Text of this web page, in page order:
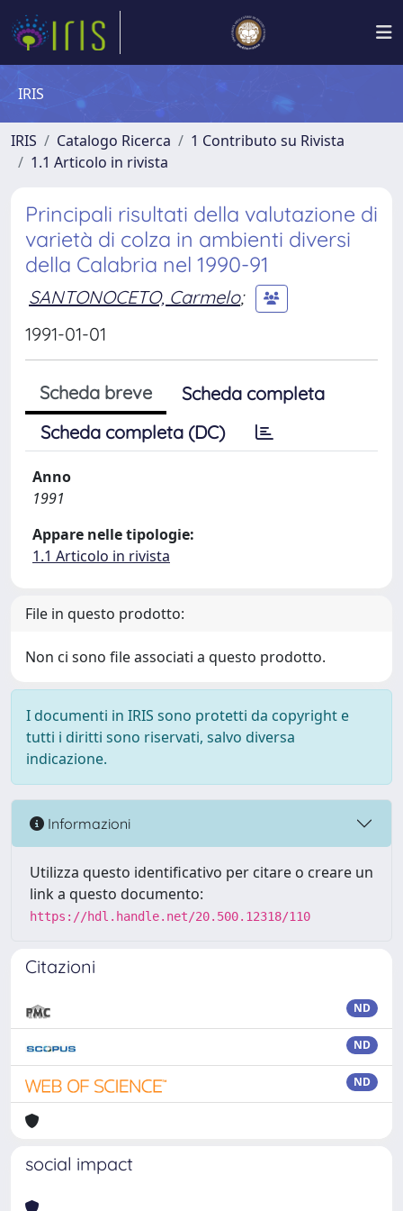
IRIS
IRIS Catalogo Ricerca
1 Contributo su Rivista
1.1 Articolo in rivista
Principali risultati della valutazione di
varietà di colza in ambienti diversi
della Calabria nel 1990-91
SANTONOCETO, Carmelo;
1991-01-01
Scheda breve
Scheda completa
Scheda completa (DC)
Anno
1991
Appare nelle tipologie:
1.1 Articolo in rivista
File in questo prodotto:
Non ci sono file associati a questo prodotto.
I documenti in IRIS sono protetti da copyright e
tutti i diritti sono riservati, salvo diversa
indicazione.
Informazioni
Utilizza questo identificativo per citare o creare un
link a questo documento:
https://hdl.handle.net/20.500.12318/110
Citazioni
ND
ND
ND
social impact